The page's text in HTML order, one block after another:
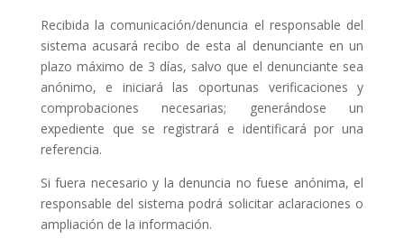
Recibida la comunicación/denuncia el responsable del
sistema acusará recibo de esta al denunciante en un
plazo máximo de 3 días, salvo que el denunciante sea
anónimo, e iniciará las oportunas verificaciones y
comprobaciones necesarias; generándose un
expediente que se registrará e identificará por una
referencia.
Si fuera necesario y la denuncia no fuese anónima, el
responsable del sistema podrá solicitar aclaraciones o
ampliación de la información.